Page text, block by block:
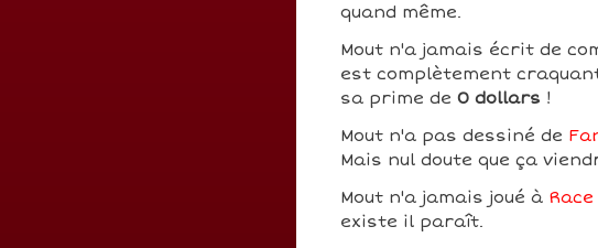
quand même.
Mout n'a jamais écrit de
est complètement
sa prime de 0 dollars !
Mout n'a pas dessiné de
Mais nul doute que ça
Mout n'a jamais joué à
existe il paraît.